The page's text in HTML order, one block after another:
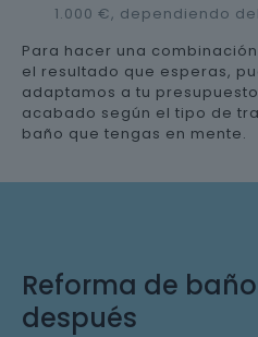
1.000 €, dependiendo
Para hacer una
el resultado que esperas,
adaptamos a tu
acabado según el tipo de
baño que tengas en mente.
Reforma de
después